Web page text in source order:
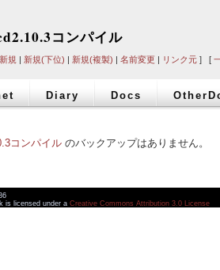
コンパイル
新規 | 新規(下位) | 新規(複製) | 名前変更 | リンク元 ] [
Diary Docs
コンパイル のバックアップはありません。
is licensed under a Creative Commons Attribution 3.0 License